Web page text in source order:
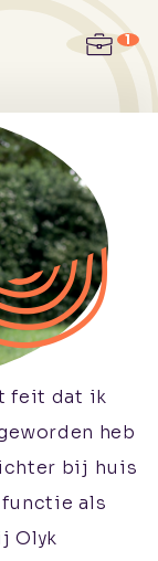
feit dat ik
heb
bij huis
functie als
Olyk